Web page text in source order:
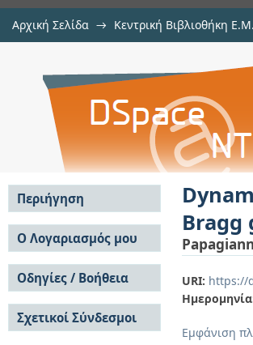
Αρχική Σελίδα → Κεντρική Βιβλιοθήκη
Dynamics of solitary
Bragg
URI: https://
Εμφάνιση
Περιήγηση
Σε όλο το DSpace
Κοινότητες & Συλλογές
Ανά Ημερομηνία
Έκδοσης
Συγγραφείς
Τίτλοι
Θέματα
Ο Λογαριασμός μου
Σύνδεση
Εγγραφή
Οδηγίες / Βοήθεια
Οδηγίες Υποβολής
Οδηγίες Χρήσης ΙΑ
Συχνές Ερωτήσεις
Σχετικοί Σύνδεσμοι